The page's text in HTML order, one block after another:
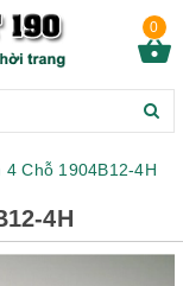
0
4 Chỗ 1904B12-4H
4H